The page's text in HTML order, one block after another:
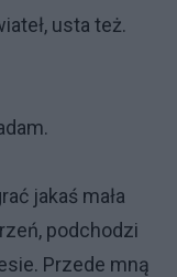
usta też.
jakaś mała
podchodzi
Przede mną